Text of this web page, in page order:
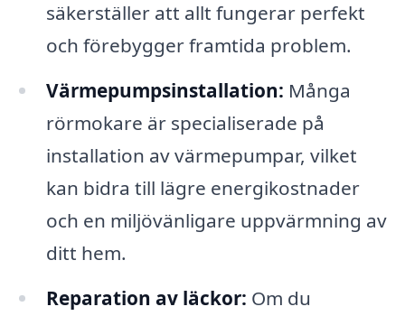
säkerställer att allt fungerar perfekt
och förebygger framtida problem.
Värmepumpsinstallation: Många
rörmokare är specialiserade på
installation av värmepumpar, vilket
kan bidra till lägre energikostnader
och en miljövänligare uppvärmning av
ditt hem.
Reparation av läckor: Om du